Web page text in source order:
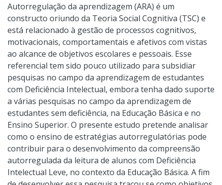
Autorregulação da aprendizagem (ARA) é um
constructo oriundo da Teoria Social Cognitiva (TSC) e
está relacionado à gestão de processos cognitivos,
motivacionais, comportamentais e afetivos com vistas
ao alcance de objetivos escolares e pessoais. Esse
referencial tem sido pouco utilizado para subsidiar
pesquisas no campo da aprendizagem de estudantes
com Deficiência Intelectual, embora tenha dado suporte
a várias pesquisas no campo da aprendizagem de
estudantes sem deficiência, na Educação Básica e no
Ensino Superior. O presente estudo pretende analisar
como o ensino de estratégias autorregulatórias pode
contribuir para o desenvolvimento da compreensão
autorregulada da leitura de alunos com Deficiência
Intelectual Leve, no contexto da Educação Básica. A fim